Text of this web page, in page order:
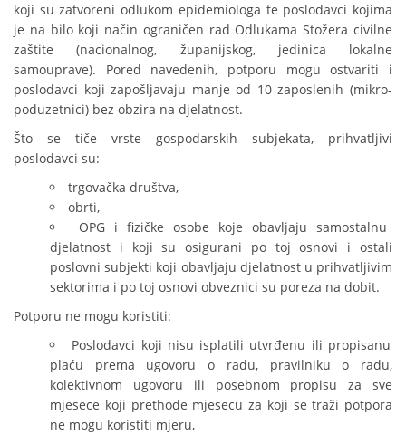
koji su zatvoreni odlukom epidemiologa te poslodavci kojima
je na bilo koji način ograničen rad Odlukama Stožera civilne
zaštite (nacionalnog, županijskog, jedinica lokalne
samouprave). Pored navedenih, potporu mogu ostvariti i
poslodavci koji zapošljavaju manje od 10 zaposlenih (mikro-
poduzetnici) bez obzira na djelatnost.
Što se tiče vrste gospodarskih subjekata, prihvatljivi
poslodavci su:
trgovačka društva,
obrti,
OPG i fizičke osobe koje obavljaju samostalnu
djelatnost i koji su osigurani po toj osnovi i ostali
poslovni subjekti koji obavljaju djelatnost u prihvatljivim
sektorima i po toj osnovi obveznici su poreza na dobit.
Potporu ne mogu koristiti:
Poslodavci koji nisu isplatili utvrđenu ili propisanu
plaću prema ugovoru o radu, pravilniku o radu,
kolektivnom ugovoru ili posebnom propisu za sve
mjesece koji prethode mjesecu za koji se traži potpora
ne mogu koristiti mjeru,